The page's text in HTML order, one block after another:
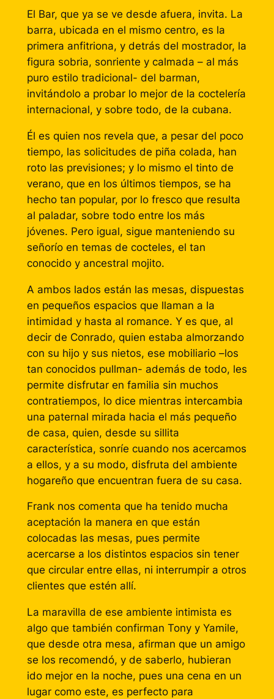
El Bar, que ya se ve desde afuera, invita. La
barra, ubicada en el mismo centro, es la
primera anfitriona, y detrás del mostrador, la
figura sobria, sonriente y calmada – al más
puro estilo tradicional- del barman,
invitándolo a probar lo mejor de la coctelería
internacional, y sobre todo, de la cubana.
Él es quien nos revela que, a pesar del poco
tiempo, las solicitudes de piña colada, han
roto las previsiones; y lo mismo el tinto de
verano, que en los últimos tiempos, se ha
hecho tan popular, por lo fresco que resulta
al paladar, sobre todo entre los más
jóvenes. Pero igual, sigue manteniendo su
señorío en temas de cocteles, el tan
conocido y ancestral mojito.
A ambos lados están las mesas, dispuestas
en pequeños espacios que llaman a la
intimidad y hasta al romance. Y es que, al
decir de Conrado, quien estaba almorzando
con su hijo y sus nietos, ese mobiliario –los
tan conocidos pullman- además de todo, les
permite disfrutar en familia sin muchos
contratiempos, lo dice mientras intercambia
una paternal mirada hacia el más pequeño
de casa, quien, desde su sillita
característica, sonríe cuando nos acercamos
a ellos, y a su modo, disfruta del ambiente
hogareño que encuentran fuera de su casa.
Frank nos comenta que ha tenido mucha
aceptación la manera en que están
colocadas las mesas, pues permite
acercarse a los distintos espacios sin tener
que circular entre ellas, ni interrumpir a otros
clientes que estén allí.
La maravilla de ese ambiente intimista es
algo que también confirman Tony y Yamile,
que desde otra mesa, afirman que un amigo
se los recomendó, y de saberlo, hubieran
ido mejor en la noche, pues una cena en un
lugar como este, es perfecto para